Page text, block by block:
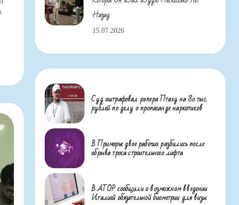
Назад
15.07.2026
Суд оштрафовал рэпера Птаху на 80 тыс.
рублей по делу о пропаганде наркотиков
В Приморье двое рабочих разбились после
обрыва троса строительного лифта
В АТОР сообщили о возможном введении
Италией обязательной биометрии для визы